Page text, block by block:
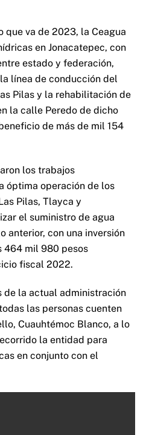
que va de 2023, la Ceagua
en Jonacatepec, con
estado y federación,
línea de conducción del
Pilas y la rehabilitación de
la calle Peredo de dicho
de más de mil 154
los trabajos
óptima operación de los
Pilas, Tlayca y
el suministro de agua
anterior, con una inversión
464 mil 980 pesos
fiscal 2022.
de la actual administración
las personas cuenten
Cuauhtémoc Blanco, a lo
la entidad para
en conjunto con el